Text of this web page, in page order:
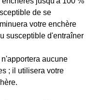
de se
votre enchère
susceptible d'entraîner
aucune
; il utilisera votre